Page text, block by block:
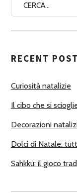
A
U
O
I
RECENT
Curiosità natalizie
Il cibo che si
Decorazioni
Dolci di Natale:
Sahkku: il gioco